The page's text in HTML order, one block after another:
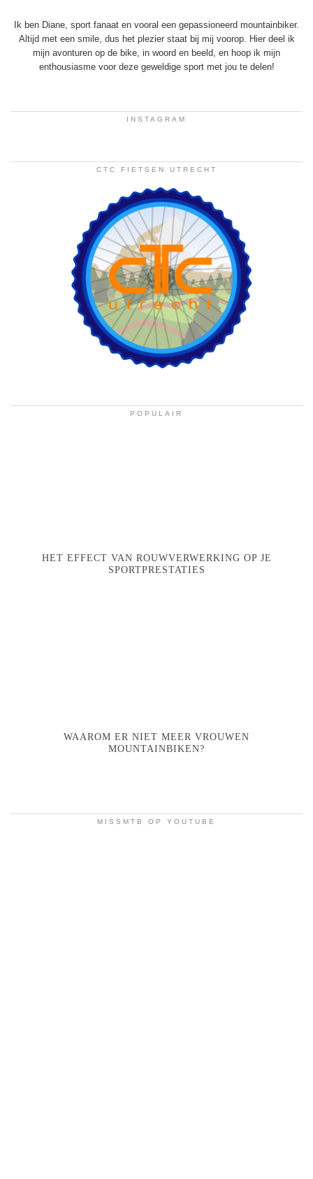
Ik ben Diane, sport fanaat en vooral een gepassioneerd mountainbiker.
Altijd met een smile, dus het plezier staat bij mij voorop. Hier deel ik
mijn avonturen op de bike, in woord en beeld, en hoop ik mijn
enthousiasme voor deze geweldige sport met jou te delen!
INSTAGRAM
CTC FIETSEN UTRECHT
POPULAIR
HET EFFECT VAN ROUWVERWERKING OP JE
SPORTPRESTATIES
WAAROM ER NIET MEER VROUWEN
MOUNTAINBIKEN?
MISSMTB OP YOUTUBE